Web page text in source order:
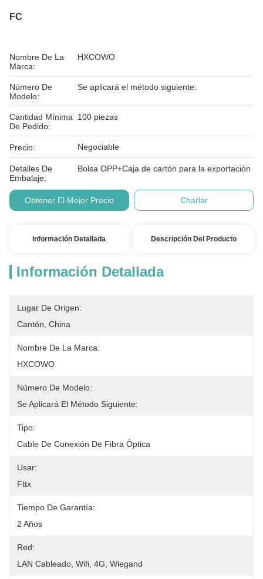
FC
Nombre De La
Marca:
HXCOWO
Número De
Modelo:
Se aplicará el método siguiente:
Cantidad Mínima
De Pedido:
100 piezas
Precio: Negociable
Detalles De
Embalaje:
Bolsa OPP+Caja de cartón para la exportación
Obtener El Mejor Precio Charlar
Información Detallada Descripción Del Producto
Información Detallada
Lugar De Origen:
Cantón, China
Nombre De La Marca:
HXCOWO
Número De Modelo:
Se Aplicará El Método Siguiente:
Tipo:
Cable De Conexión De Fibra Óptica
Usar:
Fttx
Tiempo De Garantía:
2 Años
Red:
LAN Cableado, Wifi, 4G, Wiegand